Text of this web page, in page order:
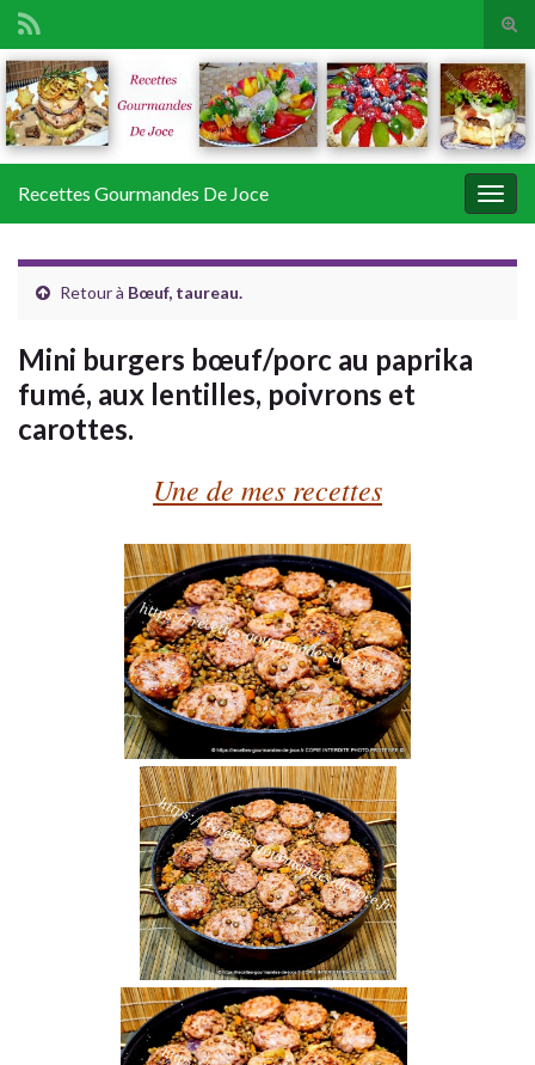
Search for:
Recettes Gourmandes De Joce
Retour à Bœuf, taureau.
Mini burgers bœuf/porc au paprika
fumé, aux lentilles, poivrons et
carottes.
Une de mes recettes